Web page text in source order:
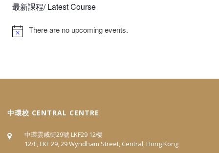
最新課程/ Latest Course
There are no upcoming events.
中環校 CENTRAL CENTRE
中環雲咸街29號 LKF29 12樓
12/F, LKF 29, 29 Wyndham Street, Central, Hong Kong